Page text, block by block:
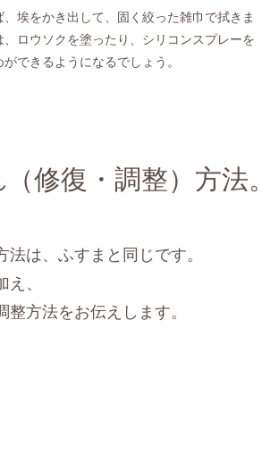
埃をかき出して、固く絞った雑巾で拭きま
ロウソクを塗ったり、シリコンスプレーを
できるようになるでしょう。
修復・調整）方法。
は、ふすまと同じです。
、
方法をお伝えします。